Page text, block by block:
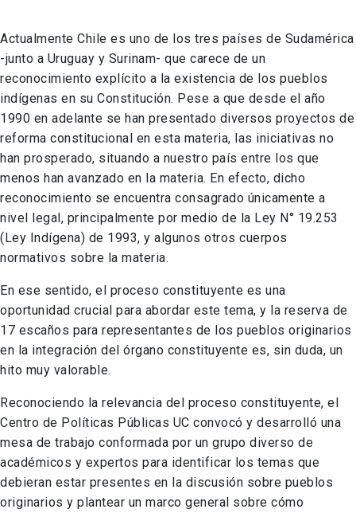
Actualmente Chile es uno de los tres países de Sudamérica
-junto a Uruguay y Surinam- que carece de un
reconocimiento explícito a la existencia de los pueblos
indígenas en su Constitución. Pese a que desde el año
1990 en adelante se han presentado diversos proyectos de
reforma constitucional en esta materia, las iniciativas no
han prosperado, situando a nuestro país entre los que
menos han avanzado en la materia. En efecto, dicho
reconocimiento se encuentra consagrado únicamente a
nivel legal, principalmente por medio de la Ley N° 19.253
(Ley Indígena) de 1993, y algunos otros cuerpos
normativos sobre la materia.
En ese sentido, el proceso constituyente es una
oportunidad crucial para abordar este tema, y la reserva de
17 escaños para representantes de los pueblos originarios
en la integración del órgano constituyente es, sin duda, un
hito muy valorable.
Reconociendo la relevancia del proceso constituyente, el
Centro de Políticas Públicas UC convocó y desarrolló una
mesa de trabajo conformada por un grupo diverso de
académicos y expertos para identificar los temas que
debieran estar presentes en la discusión sobre pueblos
originarios y plantear un marco general sobre cómo